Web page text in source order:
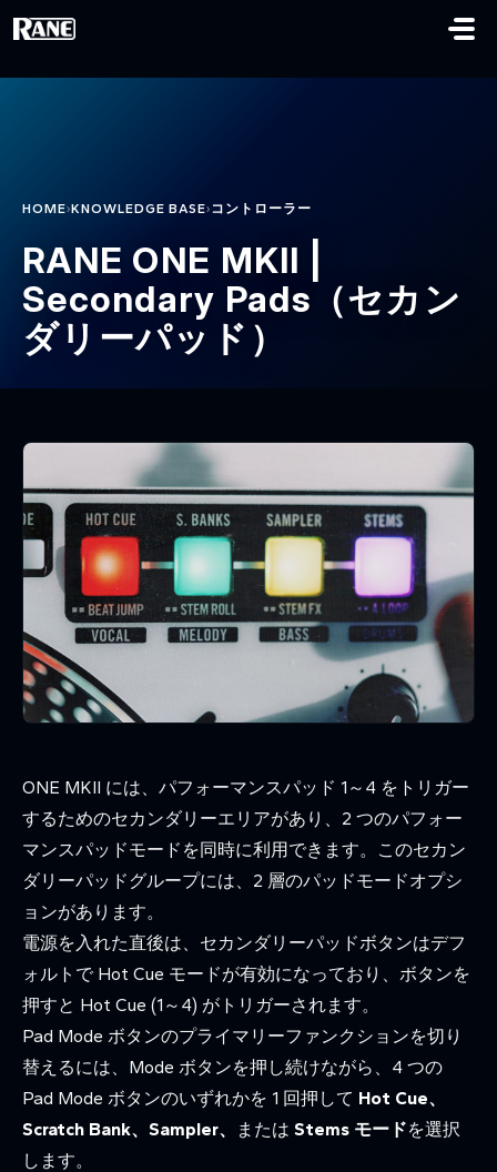
HOME›KNOWLEDGE BASE›コントローラー
RANE ONE MKII |
Secondary Pads（セカン
ダリーパッド）
ONE MKII には、パフォーマンスパッド 1～4 をトリガー
するためのセカンダリーエリアがあり、2 つのパフォー
マンスパッドモードを同時に利用できます。このセカン
ダリーパッドグループには、2 層のパッドモードオプシ
ョンがあります。
電源を入れた直後は、セカンダリーパッドボタンはデフ
ォルトで Hot Cue モードが有効になっており、ボタンを
押すと Hot Cue (1～4) がトリガーされます。
Pad Mode ボタンのプライマリーファンクションを切り
替えるには、Mode ボタンを押し続けながら、4 つの
Pad Mode ボタンのいずれかを 1 回押して Hot Cue、
Scratch Bank、Sampler、
または Stems モードを選択
します。